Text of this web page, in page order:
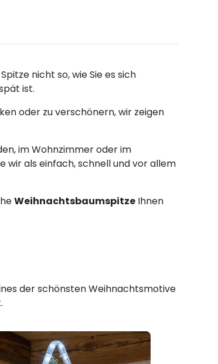
nicht so, wie Sie es sich
ist.
oder zu verschönern, wir zeigen
im Wohnzimmer oder im
wir als einfach, schnell und vor allem
Weihnachtsbaumspitze Ihnen
der schönsten Weihnachtsmotive